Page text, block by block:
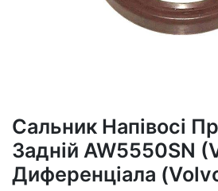
Сальник Напівосі
Задній AW5550SN
Диференціала